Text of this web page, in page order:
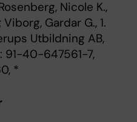
Nicole K.,
Gardar G., 1.
Utbildning AB,
91-40-647561-7,
*